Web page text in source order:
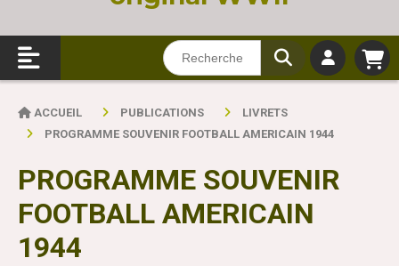
ACCUEIL PUBLICATIONS
LIVRETS
PROGRAMME SOUVENIR FOOTBALL AMERICAIN 1944
PROGRAMME SOUVENIR
FOOTBALL AMERICAIN
1944